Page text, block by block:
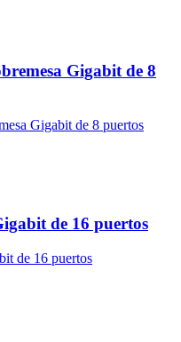
Gigabit de 8
de 16 puertos